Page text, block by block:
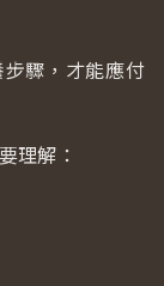
驟，才能應付
理解：